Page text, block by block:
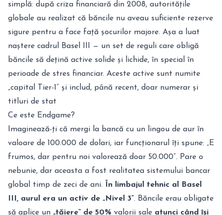
simplă: după criza financiară din 2008, autoritățile
globale au realizat că băncile nu aveau suficiente rezerve
sigure pentru a face față șocurilor majore. Așa a luat
naștere cadrul Basel III — un set de reguli care obligă
băncile să dețină active solide și lichide, în special în
perioade de stres financiar. Aceste active sunt numite
„capital Tier-1” și includ, până recent, doar numerar și
titluri de stat
Ce este Endgame?
Imaginează-ți că mergi la bancă cu un lingou de aur în
valoare de 100.000 de dolari, iar funcționarul îți spune: „E
frumos, dar pentru noi valorează doar 50.000”. Pare o
nebunie, dar aceasta a fost realitatea sistemului bancar
global timp de zeci de ani. În limbajul tehnic al Basel
III, aurul era un activ de „Nivel 3”. Băncile erau obligate
să aplice un „tăiere” de 50% valorii sale atunci când își